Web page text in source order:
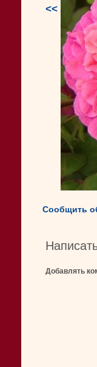
<<
Сообщить
Добавлять